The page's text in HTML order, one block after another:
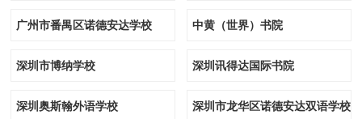
广州市番禺区诺德安达学校 中黄（世界）书院
深圳市博纳学校 深圳讯得达国际书院
深圳奥斯翰外语学校 深圳市龙华区诺德安达双语学校